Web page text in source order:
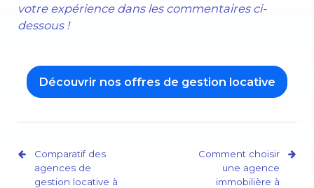
votre expérience dans les commentaires ci-
dessous !
Découvrir nos offres de gestion locative
Comparatif des
agences de
gestion locative à
Comment choisir
une agence
immobilière à